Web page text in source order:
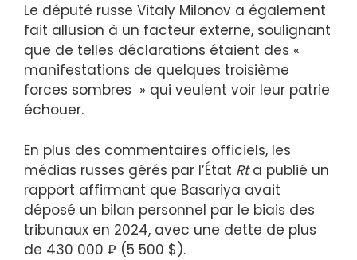
Le député russe Vitaly Milonov a également
fait allusion à un facteur externe, soulignant
que de telles déclarations étaient des «
manifestations de quelques troisième
forces sombres » qui veulent voir leur patrie
échouer.
En plus des commentaires officiels, les
médias russes gérés par l’État Rta publié un
rapport affirmant que Basariya avait
déposé un bilan personnel par le biais des
tribunaux en 2024, avec une dette de plus
de 430 000 ₽ (5 500 $).